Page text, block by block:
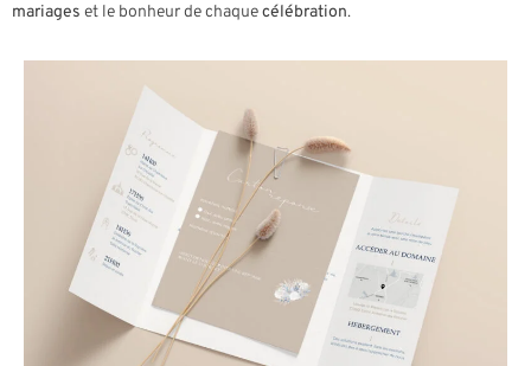
mariages et le bonheur de chaquecélébration.